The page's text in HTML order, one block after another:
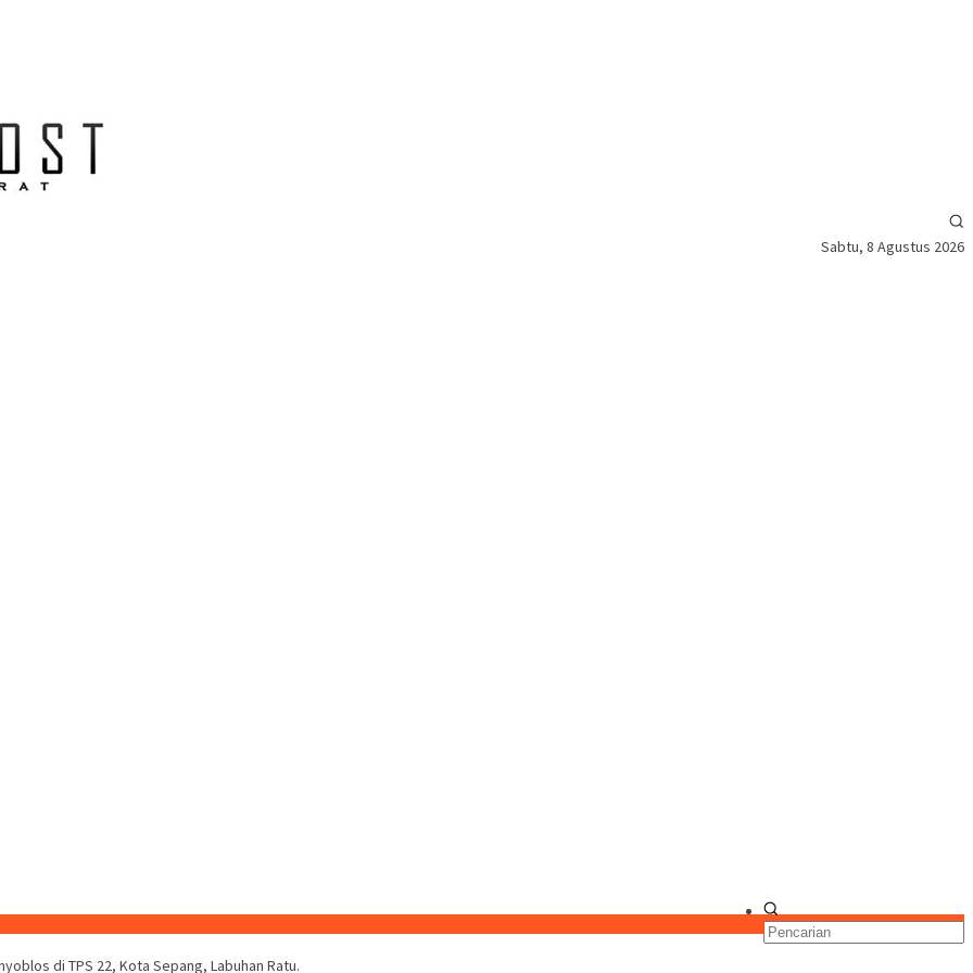
Sabtu, 8 Agustus 2026
di TPS 22, Kota Sepang, Labuhan Ratu.